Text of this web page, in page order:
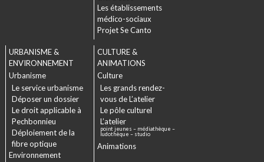
Les établissements
médico-sociaux
Projet Se Canto
URBANISME &
ENVIRONNEMENT
Urbanisme
Le service urbanisme
Déposer un dossier
Le droit applicable à
Pechbonnieu
Déploiement de la
fibre optique
Environnement
CULTURE &
ANIMATIONS
Culture
Les grands rendez-
vous de L’atelier
Le pôle culturel
L’atelier
point jeunes – médiathèque –
ludothèque – studio
Animations